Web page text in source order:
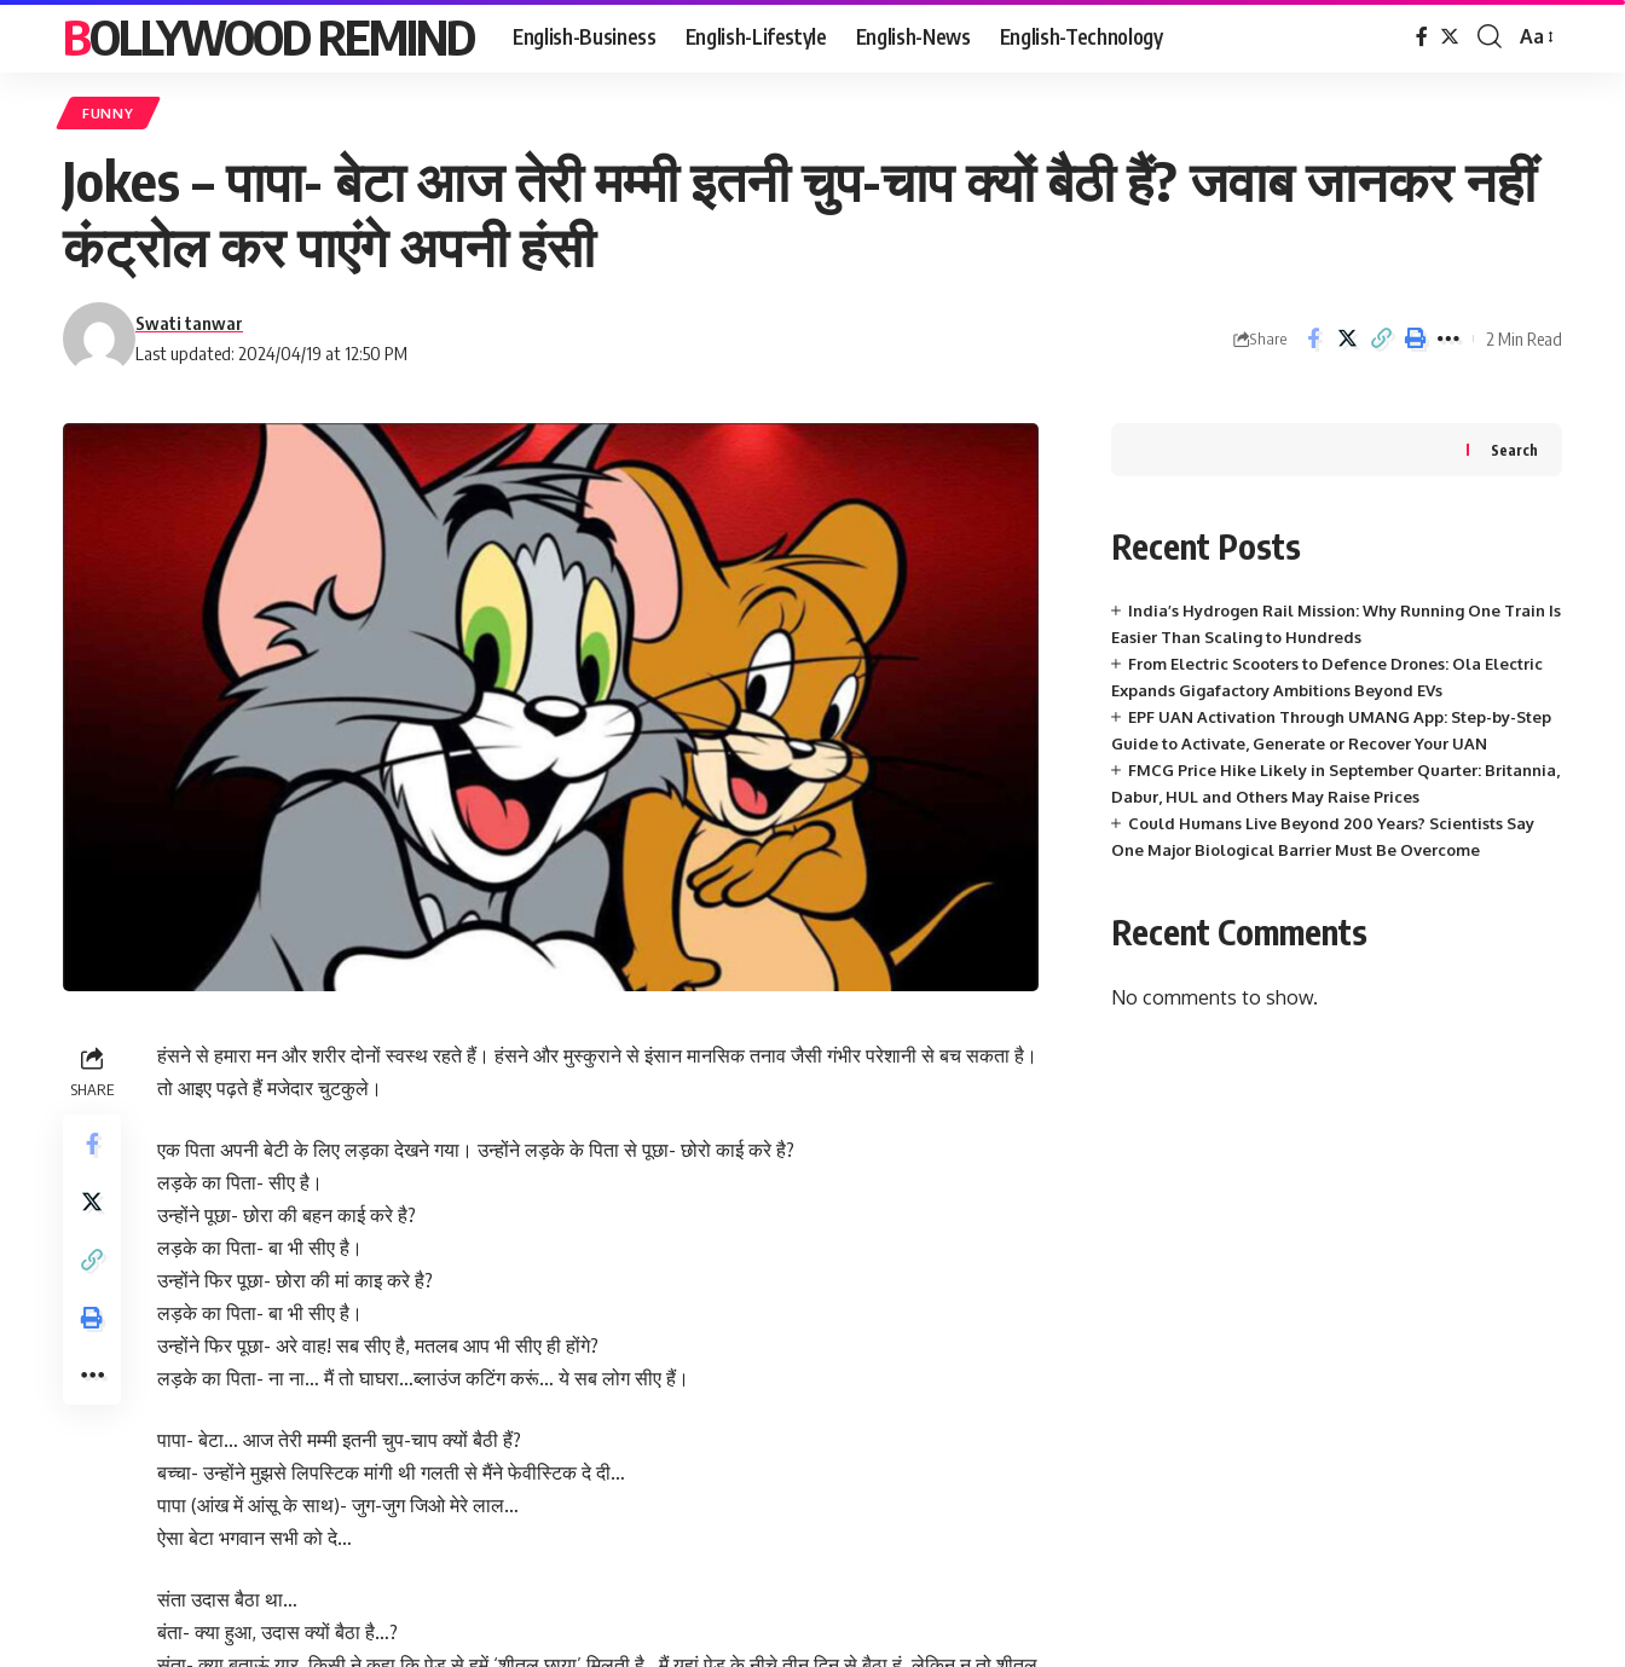
BOLLYWOOD REMIND English-Business English-Lifestyle English-News English-Technology
Font
Aa
FUNNY
Jokes – पापा- बेटा आज तेरी मम्मी इतनी चुप-चाप क्यों बैठी हैं? जवाब जानकर नहीं
कंट्रोल कर पाएंगे अपनी हंसी
Last updated: 2024/04/19 at 12:50 PM
Swati tanwar
Share 2 Min Read
SHARE
हंसने से हमारा मन और शरीर दोनों स्वस्थ रहते हैं। हंसने और मुस्कुराने से इंसान मानसिक तनाव जैसी गंभीर परेशानी से बच सकता है।
तो आइए पढ़ते हैं मजेदार चुटकुले।
एक पिता अपनी बेटी के लिए लड़का देखने गया। उन्होंने लड़के के पिता से पूछा- छोरो काई करे है?
लड़के का पिता- सीए है।
उन्होंने पूछा- छोरा की बहन काई करे है?
लड़के का पिता- बा भी सीए है।
उन्होंने फिर पूछा- छोरा की मां काइ करे है?
लड़के का पिता- बा भी सीए है।
उन्होंने फिर पूछा- अरे वाह! सब सीए है, मतलब आप भी सीए ही होंगे?
लड़के का पिता- ना ना… मैं तो घाघरा…ब्लाउंज कटिंग करूं… ये सब लोग सीए हैं।
पापा- बेटा… आज तेरी मम्मी इतनी चुप-चाप क्यों बैठी हैं?
बच्चा- उन्होंने मुझसे लिपस्टिक मांगी थी गलती से मैंने फेवीस्टिक दे दी…
पापा (आंख में आंसू के साथ)- जुग-जुग जिओ मेरे लाल…
ऐसा बेटा भगवान सभी को दे…
संता उदास बैठा था…
बंता- क्या हुआ, उदास क्यों बैठा है…?
Search
Recent Posts
India’s Hydrogen Rail Mission: Why Running One Train Is
Easier Than Scaling to Hundreds
From Electric Scooters to Defence Drones: Ola Electric
Expands Gigafactory Ambitions Beyond EVs
EPF UAN Activation Through UMANG App: Step-by-Step
Guide to Activate, Generate or Recover Your UAN
FMCG Price Hike Likely in September Quarter: Britannia,
Dabur, HUL and Others May Raise Prices
Could Humans Live Beyond 200 Years? Scientists Say
One Major Biological Barrier Must Be Overcome
Recent Comments
No comments to show.